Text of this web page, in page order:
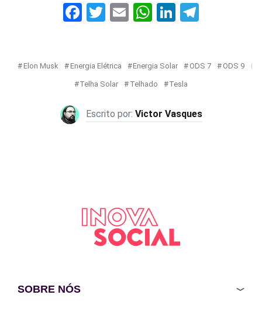
Facebook
Twitter
EmailWhatsApp
LinkedIn
Elon Musk Energia Elétrica Energia Solar ODS 7 ODS 9
Telha Solar Telhado Tesla
Victor Vasques
SOBRE NÓS